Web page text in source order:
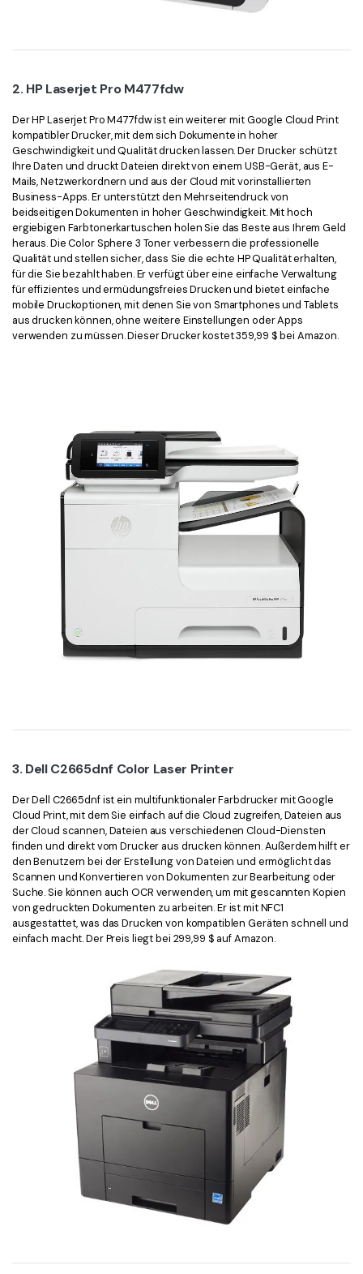
2. HP Laserjet Pro M477fdw
Der HP Laserjet Pro M477fdw ist ein weiterer mit Google Cloud Print
kompatibler Drucker, mit dem sich Dokumente in hoher
Geschwindigkeit und Qualität drucken lassen. Der Drucker schützt
Ihre Daten und druckt Dateien direkt von einem USB-Gerät, aus E-
Mails, Netzwerkordnern und aus der Cloud mit vorinstallierten
Business-Apps. Er unterstützt den Mehrseitendruck von
beidseitigen Dokumenten in hoher Geschwindigkeit. Mit hoch
ergiebigen Farbtonerkartuschen holen Sie das Beste aus Ihrem Geld
heraus. Die Color Sphere 3 Toner verbessern die professionelle
Qualität und stellen sicher, dass Sie die echte HP Qualität erhalten,
für die Sie bezahlt haben. Er verfügt über eine einfache Verwaltung
für effizientes und ermüdungsfreies Drucken und bietet einfache
mobile Druckoptionen, mit denen Sie von Smartphones und Tablets
aus drucken können, ohne weitere Einstellungen oder Apps
verwenden zu müssen. Dieser Drucker kostet 359,99 $ bei Amazon.
3. Dell C2665dnf Color Laser Printer
Der Dell C2665dnf ist ein multifunktionaler Farbdrucker mit Google
Cloud Print, mit dem Sie einfach auf die Cloud zugreifen, Dateien aus
der Cloud scannen, Dateien aus verschiedenen Cloud-Diensten
finden und direkt vom Drucker aus drucken können. Außerdem hilft er
den Benutzern bei der Erstellung von Dateien und ermöglicht das
Scannen und Konvertieren von Dokumenten zur Bearbeitung oder
Suche. Sie können auch OCR verwenden, um mit gescannten Kopien
von gedruckten Dokumenten zu arbeiten. Er ist mit NFC1
ausgestattet, was das Drucken von kompatiblen Geräten schnell und
einfach macht. Der Preis liegt bei 299,99 $ auf Amazon.